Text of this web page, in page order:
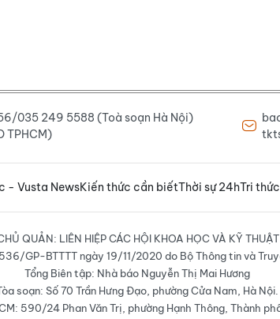
035 249 5588 (Toà soạn Hà Nội)
TPHCM)
- Vusta NewsKiến thức cần biếtThời sự 24hTri
QUẢN: LIÊN HIỆP CÁC HỘI KHOA HỌC VÀ KỸ
GP-BTTTT ngày 19/11/2020 do Bộ Thông tin và
Tổng Biên tập: Nhà báo Nguyễn Thị Mai Hương
soạn: Số 70 Trần Hưng Đạo, phường Cửa Nam, Hà Nội.
590/24 Phan Văn Trị, phường Hạnh Thông, Thành